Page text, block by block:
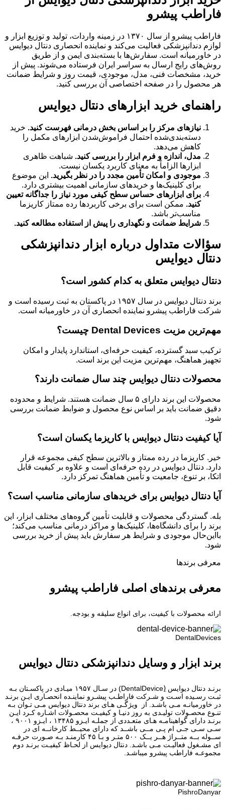
فاراطب پیشرو
فاراطب پیشرو از سال ۱۳۷۰ در زمینه واردات، تولید و توزیع ابزار و
لوازم دندانپزشکی فعالیت می‌کند و نماینده انحصاری دنتال دیوایس
در خاورمیانه است. سفارش‌ها با بسته‌بندی ایمن و از طریق
روش‌های رایج ارسال به سراسر ایران فرستاده می‌شوند. پیش از
خرید، مشخصات فنی، مدل، موجودی، قیمت روز و شرایط ضمانت
هر محصول را در صفحه اختصاصی آن بررسی کنید.
راهنمای خرید ابزارهای دنتال دیوایس
نیازهای مرکز را بر اساس بخش درمانی فهرست کنید. خرید
دسته‌بندی‌شده احتمال فراموش‌شدن ابزارهای مکمل را
کاهش می‌دهد.
مدل، اندازه و فرم ابزار را بررسی کنید. شباهت ظاهری
ابزارها الزاماً به معنای کاربرد یکسان نیست.
موجودی و امکان تأمین مجدد را در نظر بگیرید. این موضوع
برای کلینیک‌ها و خریدهای سازمانی اهمیت بیشتری دارد.
برای ابزارهای حساس سطح کیفی مورد نیاز را جداگانه تعیین
کنید. ممکن است برای برخی کاربردها رده ممتاز کاریزما
مناسب‌تر باشد.
شرایط ضمانت و نگهداری را پیش از استفاده مطالعه کنید.
سؤالات متداول درباره ابزار دندانپزشکی
دنتال دیوایس
دنتال دیوایس متعلق به کدام کشور است؟
برند دنتال دیوایس در سال ۱۹۵۷ در پاکستان به ثبت رسیده است و
شرکت فاراطب پیشرو نماینده انحصاری آن در خاورمیانه است.
مهم‌ترین مزیت Dental Devices چیست؟
ترکیب سبد گسترده، کیفیت حرفه‌ای، استاندارد پایدار و امکان
تجهیز هماهنگ، مهم‌ترین مزیت این برند است.
محصولات دنتال دیوایس چند سال ضمانت دارند؟
محصولات این برند دارای ۵ سال ضمانت هستند. شرایط و محدوده
دقیق ضمانت باید بر اساس نوع محصول و ضوابط ضمانت بررسی
شود.
آیا کیفیت دنتال دیوایس با کاریزما یکسان است؟
خیر. کاریزما در رده ممتاز و بالاترین سطح کیفی مجموعه قرار
دارد. دنتال دیوایس در رده حرفه‌ای است و علاوه بر کیفیت قابل
اتکا، بر تنوع، جامعیت و تأمین هماهنگ تمرکز دارد.
آیا دنتال دیوایس برای خریدهای سازمانی مناسب است؟
بله. گستردگی محصولات و قابلیت تأمین گروه‌های مختلف ابزار، این
برند را برای دانشگاه‌ها، کلینیک‌ها و مراکز درمانی مناسب می‌کند؛
بااین‌حال موجودی و شرایط هر سفارش باید پیش از خرید بررسی
شود.
معرفی برند‌ها
معرفی برندهای اصلی فاراطب پیشرو
ارائه محصولات با کیفیت، برای انواع سلیقه و بودجه.
DentalDevices
برند ابزار و وسایل دندانپزشکی دنتال دیوایس
برنـد دنتال دیوایس (ِDentalDevice) در سـال ۱۹۵۷ میـادی در پاکسـتان بـه
ثبـت رسـیده اسـت و شـرکت فاراطـب پیشـرو نماینـده انحصـاری ایـن برنـد
در خاورمیانـه مـی باشـد. از ویژگـی هـای برند دنتال دیوایس مـی تـوان بـه
تنـوع محصـولات تولیـدی به روز دنیـا و کیفیـت محصـولات اشـاره کـرد ایـن
برنـد دارای گواهینامـه هـای متعـددی از جملـه ایـزو ۱۳۴۸۵ ، ایـزو ۹۰۰۱ ،
سـی سـی جـی ام پـی مــی باشــد که دارای محیــط کارخانــه ای در
ســوله بــه متــراژ هــر یــک ۵۰۰ متـر و بـا ۴۵ کارمنـد بـه صـورت حرفـه
ای مشـغول فعالیـت مـی باشـد. دنتال دیوایس از لحـاظ کیفیـت برنـد دوم
مجموعـه فاراطب پیشرو میباشـد.
PishroDanyar